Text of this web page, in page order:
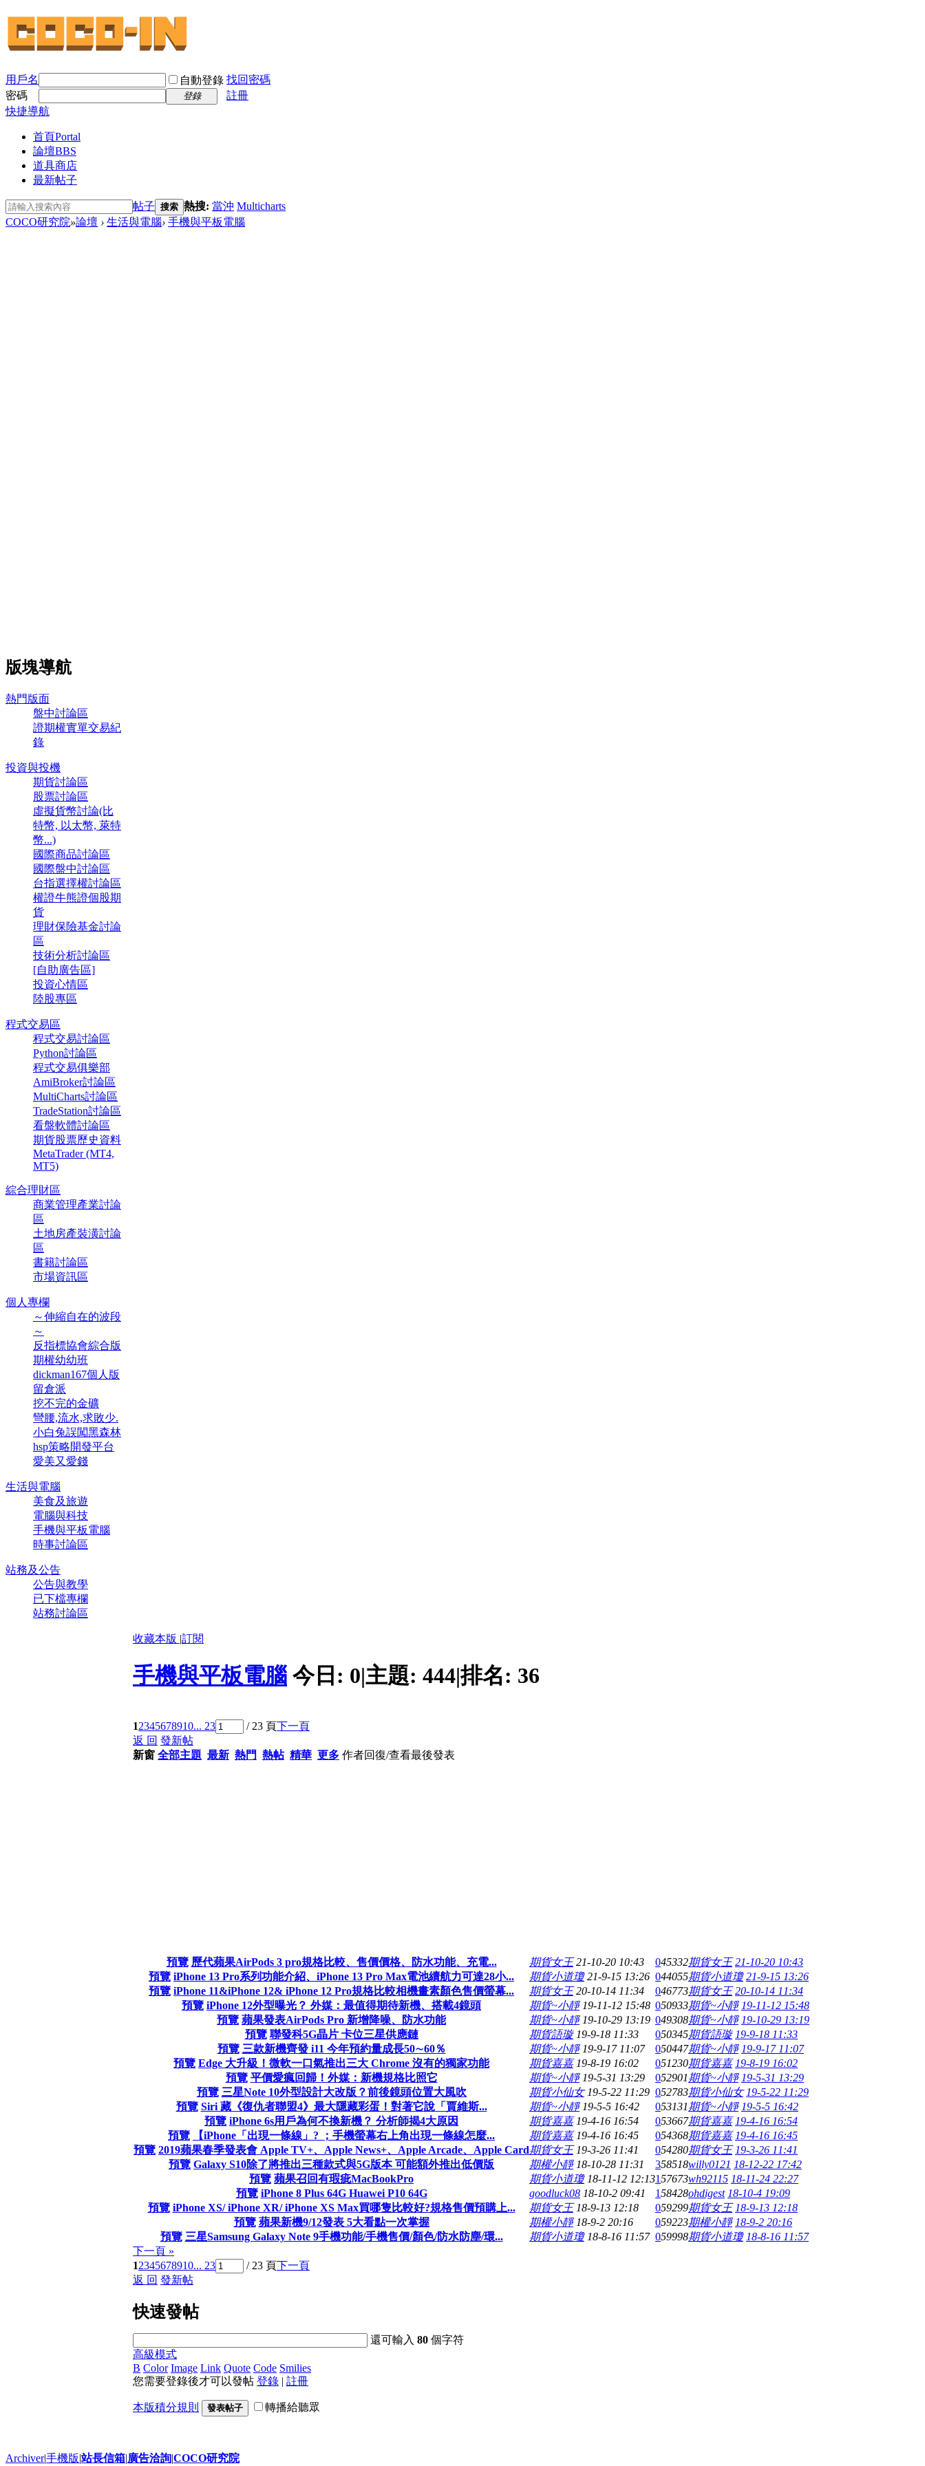
用戶名 自動登錄 找回密碼
密碼
登錄
註冊
快捷導航
首頁Portal
論壇BBS
道具商店
最新帖子
帖子 搜索 熱搜: 當沖 Multicharts
COCO研究院»論壇 › 生活與電腦› 手機與平板電腦
版塊導航
熱門版面
盤中討論區
證期權實單交易紀
錄
投資與投機
期貨討論區
股票討論區
虛擬貨幣討論(比
特幣, 以太幣, 萊特
幣...)
國際商品討論區
國際盤中討論區
台指選擇權討論區
權證牛熊證個股期
貨
理財保險基金討論
區
技術分析討論區
[自助廣告區]
投資心情區
陸股專區
程式交易區
程式交易討論區
Python討論區
程式交易俱樂部
AmiBroker討論區
MultiCharts討論區
TradeStation討論區
看盤軟體討論區
期貨股票歷史資料
MetaTrader (MT4,
MT5)
綜合理財區
商業管理產業討論
區
土地房產裝潢討論
區
書籍討論區
市場資訊區
個人專欄
～伸縮自在的波段
～
反指標協會綜合版
期權幼幼班
dickman167個人版
留倉派
挖不完的金礦
彎腰,流水,求敗少.
小白兔誤闖黑森林
hsp策略開發平台
愛美又愛錢
生活與電腦
美食及旅遊
電腦與科技
手機與平板電腦
時事討論區
站務及公告
公告與教學
已下檔專欄
站務討論區
收藏本版 |訂閱
手機與平板電腦 今日: 0|主題: 444|排名: 36
12345678910... 23 / 23 頁下一頁
返 回 發新帖
新窗 全部主題 最新 熱門 熱帖 精華 更多 作者回復/查看最後發表
預覽 歷代蘋果AirPods 3 pro規格比較、售價價格、防水功能、充電... 期貨女王 21-10-20 10:43 045332期貨女王 21-10-20 10:43
預覽 iPhone 13 Pro系列功能介紹、iPhone 13 Pro Max電池續航力可達28小... 期貨小道瓊 21-9-15 13:26 044055期貨小道瓊 21-9-15 13:26
預覽 iPhone 11&iPhone 12& iPhone 12 Pro規格比較相機畫素顏色售價螢幕... 期貨女王 20-10-14 11:34 046773期貨女王 20-10-14 11:34
預覽 iPhone 12外型曝光？ 外媒：最值得期待新機、搭載4鏡頭 期貨~小靜 19-11-12 15:48 050933期貨~小靜 19-11-12 15:48
預覽 蘋果發表AirPods Pro 新增降噪、防水功能 期貨~小靜 19-10-29 13:19 049308期貨~小靜 19-10-29 13:19
預覽 聯發科5G晶片 卡位三星供應鏈 期貨語璇 19-9-18 11:33 050345期貨語璇 19-9-18 11:33
預覽 三款新機齊發 i11 今年預約量成長50∼60％ 期貨~小靜 19-9-17 11:07 050447期貨~小靜 19-9-17 11:07
預覽 Edge 大升級！微軟一口氣推出三大 Chrome 沒有的獨家功能 期貨嘉嘉 19-8-19 16:02 051230期貨嘉嘉 19-8-19 16:02
預覽 平價愛瘋回歸！外媒：新機規格比照它 期貨~小靜 19-5-31 13:29 052901期貨~小靜 19-5-31 13:29
預覽 三星Note 10外型設計大改版？前後鏡頭位置大風吹 期貨小仙女 19-5-22 11:29 052783期貨小仙女 19-5-22 11:29
預覽 Siri 藏《復仇者聯盟4》最大隱藏彩蛋！對著它說「賈維斯... 期貨~小靜 19-5-5 16:42 053131期貨~小靜 19-5-5 16:42
預覽 iPhone 6s用戶為何不換新機？ 分析師揭4大原因 期貨嘉嘉 19-4-16 16:54 053667期貨嘉嘉 19-4-16 16:54
預覽
【iPhone「出現一條線」? ；手機螢幕右上角出現一條線怎麼... 期貨嘉嘉 19-4-16 16:45 054368期貨嘉嘉 19-4-16 16:45
預覽 2019蘋果春季發表會 Apple TV+、Apple News+、Apple Arcade、Apple Card期貨女王 19-3-26 11:41 054280期貨女王 19-3-26 11:41
預覽 Galaxy S10除了將推出三種款式與5G版本 可能額外推出低價版 期權小靜 18-10-28 11:31 358518willy0121 18-12-22 17:42
預覽 蘋果召回有瑕疵MacBookPro 期貨小道瓊 18-11-12 12:13157673wh92115 18-11-24 22:27
預覽 iPhone 8 Plus 64G Huawei P10 64G goodluck08 18-10-2 09:41 158428ohdigest 18-10-4 19:09
預覽 iPhone XS/ iPhone XR/ iPhone XS Max買哪隻比較好?規格售價預購上... 期貨女王 18-9-13 12:18 059299期貨女王 18-9-13 12:18
預覽 蘋果新機9/12發表 5大看點一次掌握 期權小靜 18-9-2 20:16 059223期權小靜 18-9-2 20:16
預覽 三星Samsung Galaxy Note 9手機功能/手機售價/顏色/防水防塵/環... 期貨小道瓊 18-8-16 11:57 059998期貨小道瓊 18-8-16 11:57
下一頁 »
12345678910... 23 / 23 頁下一頁
返 回 發新帖
快速發帖
還可輸入80 個字符
高級模式
B Color Image Link Quote Code Smilies
您需要登錄後才可以發帖 登錄 | 註冊
本版積分規則 發表帖子 轉播給聽眾
Archiver|手機版|站長信箱|廣告洽詢|COCO研究院